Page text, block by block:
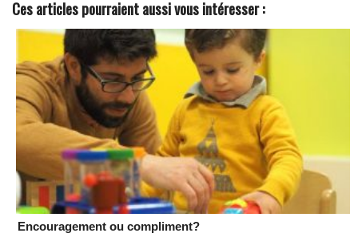
Ces articles pourraient aussi vous intéresser :
Encouragement ou compliment?